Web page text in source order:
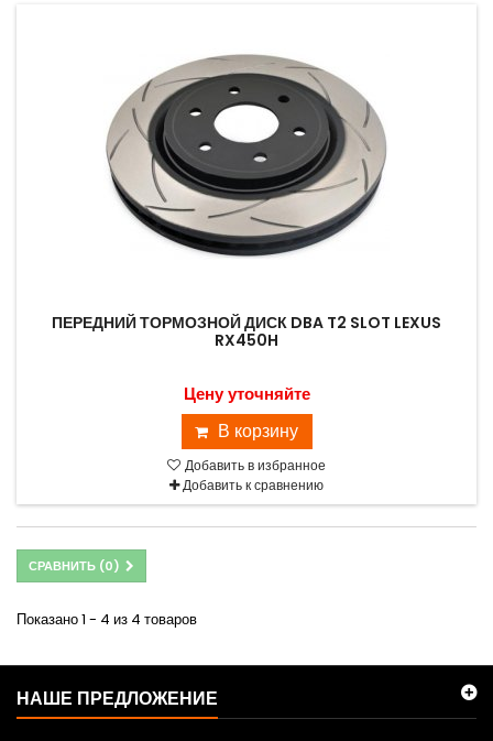
ПЕРЕДНИЙ ТОРМОЗНОЙ ДИСК DBA T2 SLOT LEXUS
RX450H
Цену уточняйте
В корзину
Добавить в избранное
Добавить к сравнению
СРАВНИТЬ (0)
Показано 1 - 4 из 4 товаров
НАШЕ ПРЕДЛОЖЕНИЕ